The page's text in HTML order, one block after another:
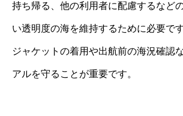
持ち帰る、他の利用者に配慮するなど
い透明度の海を維持するために必要で
ジャケットの着用や出航前の海況確認
アルを守ることが重要です。